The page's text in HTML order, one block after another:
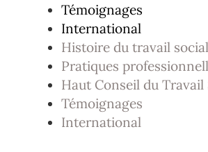
Témoignages
International
Histoire du travail social
Pratiques
Haut Conseil du Travail
Témoignages
International